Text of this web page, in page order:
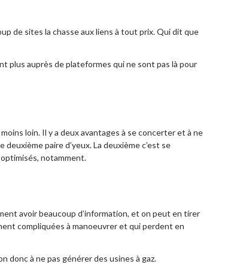
de sites la chasse aux liens à tout prix. Qui dit que
plus auprès de plateformes qui ne sont pas là pour
loin. Il y a deux avantages à se concerter et à ne
paire d’yeux. La deuxième c’est se
notamment.
avoir beaucoup d’information, et on peut en tirer
compliquées à manoeuvrer et qui perdent en
à ne pas générer des usines à gaz.